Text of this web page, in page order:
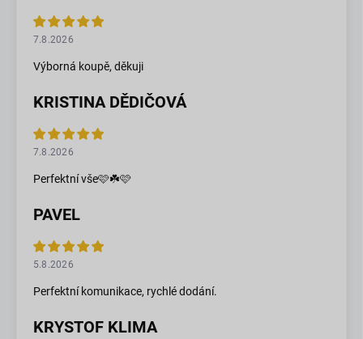
7.8.2026
Výborná koupě, děkuji
KRISTINA DĚDIČOVÁ
7.8.2026
Perfektní vše🩷☘️🩷
PAVEL
5.8.2026
Perfektní komunikace, rychlé dodání.
KRYSTOF KLIMA